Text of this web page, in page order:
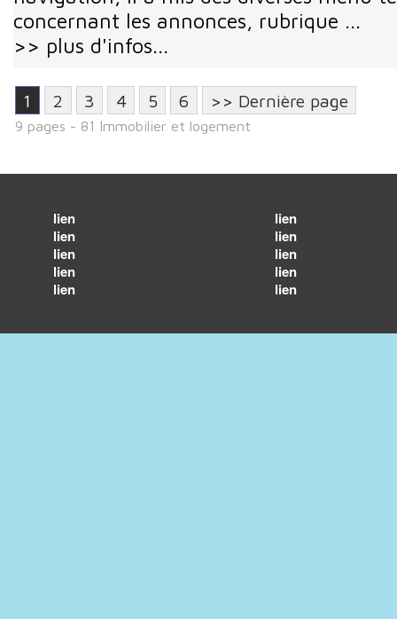
concernant les annonces, rubrique ...
>> plus d'infos...
1 2 3 4 5 6 >> Dernière page
9 pages - 81 Immobilier et logement
lien
lien
lien
lien
lien
lien
lien
lien
lien
lien